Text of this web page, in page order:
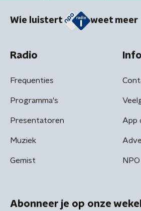
Wie luistert weet meer
Radio
Frequenties
Programma's
Presentatoren
Muziek
Gemist
Info
App
Abonneer je op onze